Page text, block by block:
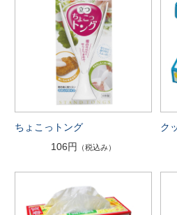
ちょこっトング
106円
（税込み）
ク